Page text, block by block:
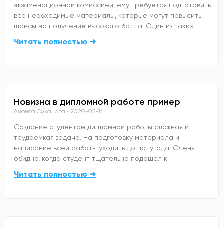
экзаменационной комиссией, ему требуется подготовить
все необходимые материалы, которые могут повысить
шансы на получение высокого балла. Один из таких
Читать полностью ➜
Новизна в дипломной работе пример
Анфиса Суханова 2020-05-14
Создание студентом дипломной работы сложная и
трудоемкая задача. На подготовку материала и
написание всей работы уходить до полугода. Очень
обидно, когда студент тщательно подошел к
Читать полностью ➜